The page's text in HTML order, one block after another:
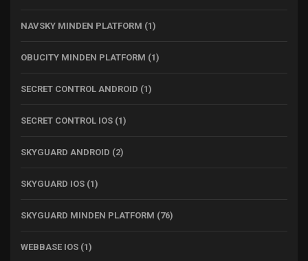
NAVSKY MINDEN PLATFORM (1)
OBUCITY MINDEN PLATFORM (1)
SECRET CONTROL ANDROID (1)
SECRET CONTROL IOS (1)
SKYGUARD ANDROID (2)
SKYGUARD IOS (1)
SKYGUARD MINDEN PLATFORM (76)
WEBBASE IOS (1)